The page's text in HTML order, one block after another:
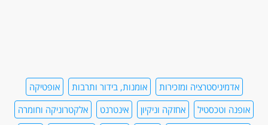
אדמיניסטרציה ומזכירות אומנות, בידור ותרבות
אופטיקה
אופנה וטכסטיל
אחזקה וניקיון אינטרנט
אלקטרוניקה וחומרה